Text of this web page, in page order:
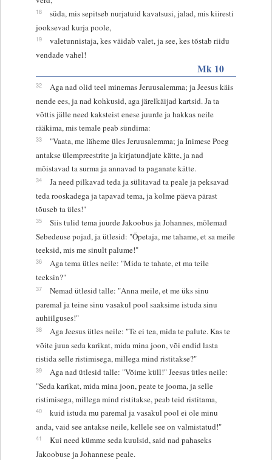
18
süda, mis sepitseb nurjatuid kavatsusi, jalad, mis kiiresti
jooksevad kurja poole,
19
valetunnistaja, kes väidab valet, ja see, kes tõstab riidu
vendade vahel!
Mk 10
32
Aga nad olid teel minemas Jeruusalemma; ja Jeesus käis
nende ees, ja nad kohkusid, aga järelkäijad kartsid. Ja ta
võttis jälle need kaksteist enese juurde ja hakkas neile
rääkima, mis temale peab sündima:
33
"Vaata, me läheme üles Jeruusalemma; ja Inimese Poeg
antakse ülempreestrite ja kirjatundjate kätte, ja nad
mõistavad ta surma ja annavad ta paganate kätte.
34
Ja need pilkavad teda ja sülitavad ta peale ja peksavad
teda rooskadega ja tapavad tema, ja kolme päeva pärast
tõuseb ta üles!"
35
Siis tulid tema juurde Jakoobus ja Johannes, mõlemad
Sebedeuse pojad, ja ütlesid: "Õpetaja, me tahame, et sa meile
teeksid, mis me sinult palume!"
36
Aga tema ütles neile: "Mida te tahate, et ma teile
teeksin?"
37
Nemad ütlesid talle: "Anna meile, et me üks sinu
paremal ja teine sinu vasakul pool saaksime istuda sinu
auhiilguses!"
38
Aga Jeesus ütles neile: "Te ei tea, mida te palute. Kas te
võite juua seda karikat, mida mina joon, või endid lasta
ristida selle ristimisega, millega mind ristitakse?"
39
Aga nad ütlesid talle: "Võime küll!" Jeesus ütles neile:
"Seda karikat, mida mina joon, peate te jooma, ja selle
ristimisega, millega mind ristitakse, peab teid ristitama,
40
kuid istuda mu paremal ja vasakul pool ei ole minu
anda, vaid see antakse neile, kellele see on valmistatud!"
41
Kui need kümme seda kuulsid, said nad pahaseks
Jakoobuse ja Johannese peale.